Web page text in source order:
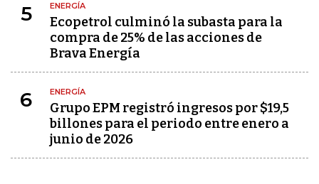
5 ENERGÍA
Ecopetrol culminó la subasta para la
compra de 25% de las acciones de
Brava Energía
6 ENERGÍA
Grupo EPM registró ingresos por $19,5
billones para el periodo entre enero a
junio de 2026